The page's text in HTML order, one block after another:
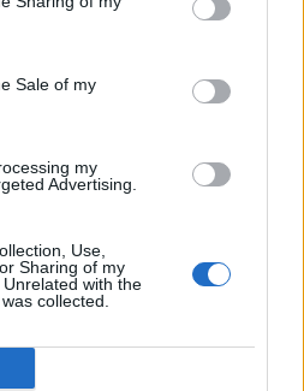
Sale of my
my
Advertising.
Use,
Sharing of my
with the
collected.
a
az
vissza a kedd esti
a csíkszeredai